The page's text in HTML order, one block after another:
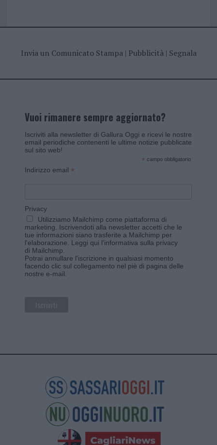
Invia un Comunicato Stampa| Pubblicità| Segnala
Vuoi rimanere sempre aggiornato?
Iscriviti alla newsletter di Gallura Oggi e ricevi le nostre
email periodiche contenenti le ultime notizie pubblicate
sul sito web!
* campo obbligatorio
Indirizzo email *
Privacy
Utilizziamo Mailchimp come piattaforma di
marketing. Iscrivendoti alla newsletter accetti che le
tue informazioni siano trasferite a Mailchimp per
l'elaborazione. Leggi qui l'informativa sulla privacy
di Mailchimp
Potrai annullare l'iscrizione in qualsiasi momento
facendo clic sul collegamento nel piè di pagina delle
nostre e-mail.